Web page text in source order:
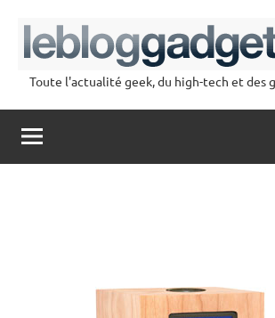
contenu
lebloggadget
Toute l'actualité geek, du high-tech et des